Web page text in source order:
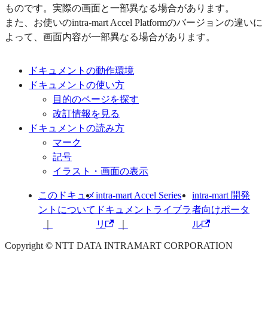
ものです。実際の画面と一部異なる場合があります。
また、お使いのintra-mart Accel Platformのバージョンの違いに
よって、画面内容が一部異なる場合があります。
ドキュメントの動作環境
ドキュメントの使い方
目的のページを探す
改訂情報を見る
ドキュメントの読み方
マーク
記号
イラスト・画面の表示
このドキュメ
ントについて
intra-mart Accel Series
ドキュメントライブラ
リ
intra-mart 開発
者向けポータ
ル
Copyright © NTT DATA INTRAMART CORPORATION